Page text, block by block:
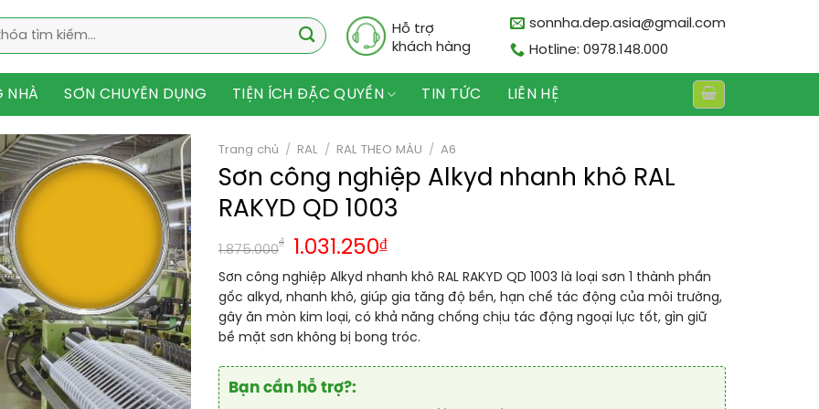
Hỗ trợ
khách hàng
sonnha.dep.asia@gmail.com
Hotline: 0978.148.000
NHÀ SƠN CHUYÊN DỤNG TIỆN ÍCH ĐẶC QUYỀN TIN TỨC LIÊN HỆ
Trang chủ / RAL / RAL THEO MÀU / A6
Sơn công nghiệp Alkyd nhanh khô RAL
RAKYD QD 1003
1.875.000
₫ 1.031.250₫
Sơn công nghiệp Alkyd nhanh khô RAL RAKYD QD 1003 là loại sơn 1 thành phần
gốc alkyd, nhanh khô, giúp gia tăng độ bền, hạn chế tác động của môi trường,
gây ăn mòn kim loại, có khả năng chống chịu tác động ngoại lực tốt, gìn giữ
bề mặt sơn không bị bong tróc.
Bạn cần hỗ trợ?: